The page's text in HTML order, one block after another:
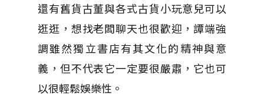
還有舊貨古董與各式古貨小玩意兒可以
逛逛，想找老闆聊天也很歡迎，譚端強
調雖然獨立書店有其文化的精神與意
義，但不代表它一定要很嚴肅，它也可
以很輕鬆娛樂性。